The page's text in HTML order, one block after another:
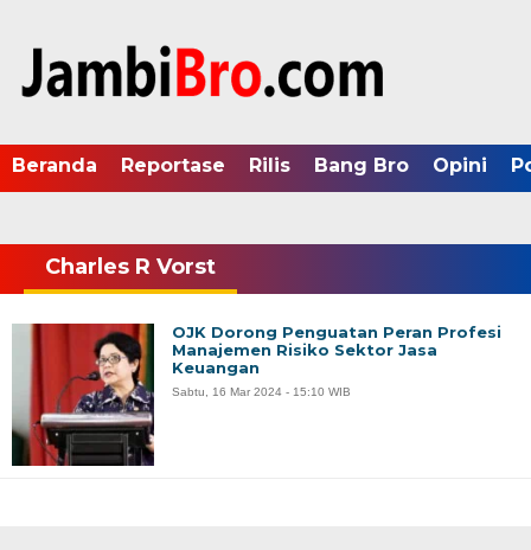
Beranda Reportase Rilis Bang Bro Opini
Charles R Vorst
OJK Dorong Penguatan Peran Profesi
Manajemen Risiko Sektor Jasa
Keuangan
Sabtu, 16 Mar 2024 - 15:10 WIB